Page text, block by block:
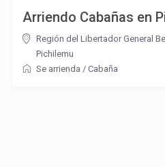
Arriendo Cabañas en
Región del Libertador General
Pichilemu
Se arrienda /Cabaña